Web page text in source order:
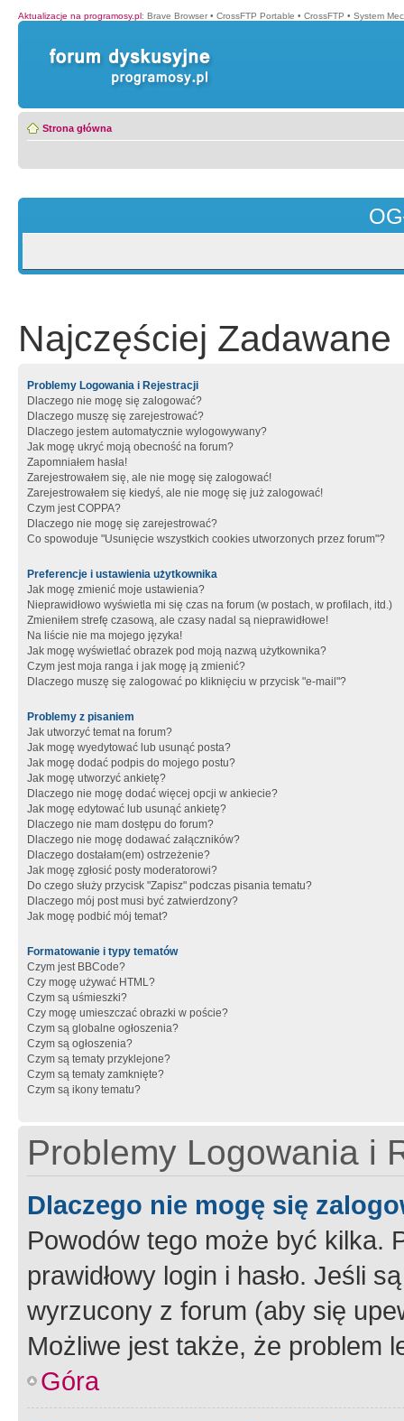
Aktualizacje na programosy.pl: Brave Browser • CrossFTP Portable • CrossFTP • System
Strona główna
Najczęściej Zadawane
Problemy Logowania i Rejestracji
Dlaczego nie mogę się zalogować?
Dlaczego muszę się zarejestrować?
Dlaczego jestem automatycznie wylogowywany?
Jak mogę ukryć moją obecność na forum?
Zapomniałem hasła!
Zarejestrowałem się, ale nie mogę się zalogować!
Zarejestrowałem się kiedyś, ale nie mogę się już zalogować!
Czym jest COPPA?
Dlaczego nie mogę się zarejestrować?
Co spowoduje "Usunięcie wszystkich cookies utworzonych przez forum"?
Preferencje i ustawienia użytkownika
Jak mogę zmienić moje ustawienia?
Nieprawidłowo wyświetla mi się czas na forum (w postach, w profilach, itd.)
Zmieniłem strefę czasową, ale czasy nadal są nieprawidłowe!
Na liście nie ma mojego języka!
Jak mogę wyświetlać obrazek pod moją nazwą użytkownika?
Czym jest moja ranga i jak mogę ją zmienić?
Dlaczego muszę się zalogować po kliknięciu w przycisk "e-mail"?
Problemy z pisaniem
Jak utworzyć temat na forum?
Jak mogę wyedytować lub usunąć posta?
Jak mogę dodać podpis do mojego postu?
Jak mogę utworzyć ankietę?
Dlaczego nie mogę dodać więcej opcji w ankiecie?
Jak mogę edytować lub usunąć ankietę?
Dlaczego nie mam dostępu do forum?
Dlaczego nie mogę dodawać załączników?
Dlaczego dostałam(em) ostrzeżenie?
Jak mogę zgłosić posty moderatorowi?
Do czego służy przycisk "Zapisz" podczas pisania tematu?
Dlaczego mój post musi być zatwierdzony?
Jak mogę podbić mój temat?
Formatowanie i typy tematów
Czym jest BBCode?
Czy mogę używać HTML?
Czym są uśmieszki?
Czy mogę umieszczać obrazki w poście?
Czym są globalne ogłoszenia?
Czym są ogłoszenia?
Czym są tematy przyklejone?
Czym są tematy zamknięte?
Czym są ikony tematu?
Problemy Logowania i
Dlaczego nie mogę się
Powodów tego może być kilka.
prawidłowy login i hasło. Jeśli
wyrzucony z forum (aby się
Możliwe jest także, że problem
Góra